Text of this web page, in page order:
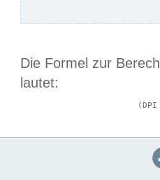
Die Formel zur
lautet: